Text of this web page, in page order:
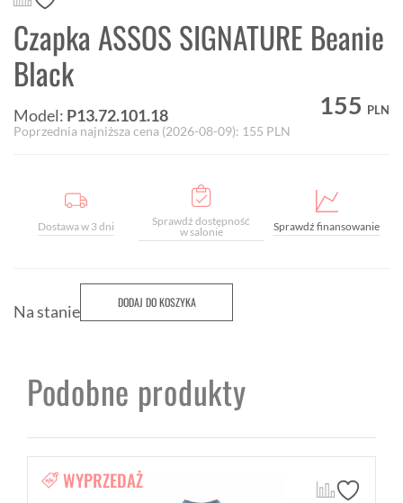
Czapka ASSOS SIGNATURE Beanie
Black
Model: P13.72.101.18 155 PLN
Poprzednia najniższa cena (2026-08-09): 155 PLN
Dostawa w 3 dni
Sprawdź dostępność
w salonie
Sprawdź finansowanie
Na stanie DODAJ DO KOSZYKA
Podobne produkty
WYPRZEDAŻ